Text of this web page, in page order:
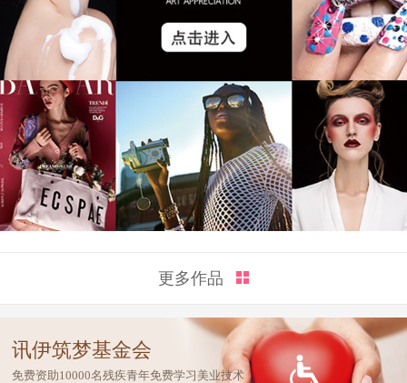
更多作品
讯伊筑梦基金会
免费资助10000名残疾青年免费学习美业技术